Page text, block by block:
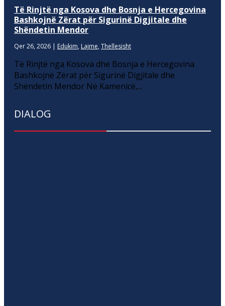
Të Rinjtë nga Kosova dhe Bosnja e Hercegovina
Bashkojnë Zërat për Sigurinë Digjitale dhe
Shëndetin Mendor
Qer 26, 2026 | Edukim, Lajme, Thellesisht
Të Rinjtë nga Kosova dhe Bosnja e Hercegovina
Bashkojnë Zërat për Sigurinë Digjitale dhe
Shëndetin Mendor Në Kamenicë,...
DIALOG